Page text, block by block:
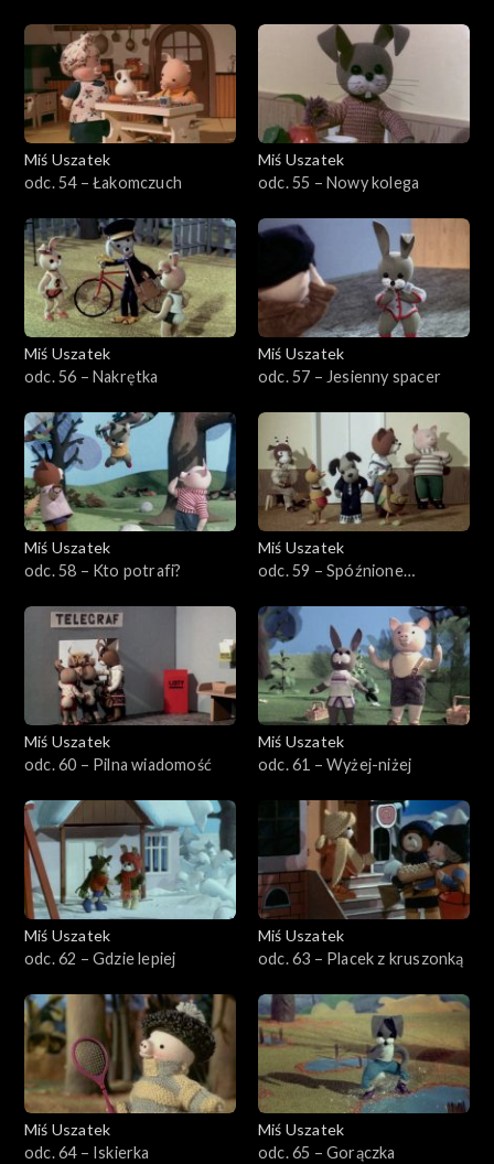
Miś Uszatek
odc. 54 – Łakomczuch
Miś Uszatek
odc. 55 – Nowy kolega
Miś Uszatek
odc. 56 – Nakrętka
Miś Uszatek
odc. 57 – Jesienny spacer
Miś Uszatek
odc. 58 – Kto potrafi?
Miś Uszatek
odc. 59 – Spóźnione
Miś Uszatek
odc. 60 – Pilna wiadomość
Miś Uszatek
odc. 61 – Wyżej-niżej
Miś Uszatek
odc. 62 – Gdzie lepiej
Miś Uszatek
odc. 63 – Placek z kruszonką
Miś Uszatek
odc. 64 – Iskierka
Miś Uszatek
odc. 65 – Gorączka